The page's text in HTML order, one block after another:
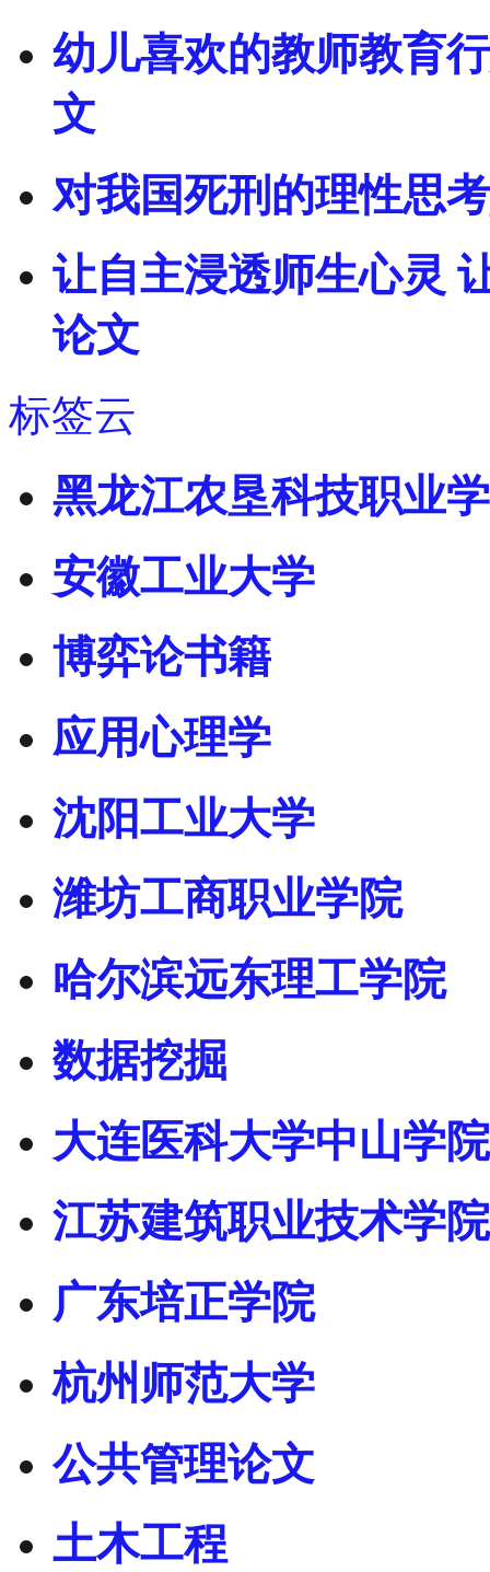
幼儿喜欢的教师教育
文
对我国死刑的理性思
让自主浸透师生心灵
论文
标签云
黑龙江农垦科技职业
安徽工业大学
博弈论书籍
应用心理学
沈阳工业大学
潍坊工商职业学院
哈尔滨远东理工学院
数据挖掘
大连医科大学中山学院
江苏建筑职业技术学院
广东培正学院
杭州师范大学
公共管理论文
土木工程